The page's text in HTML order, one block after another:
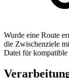
Wurde eine Route
die Zwischenziele
Datei für